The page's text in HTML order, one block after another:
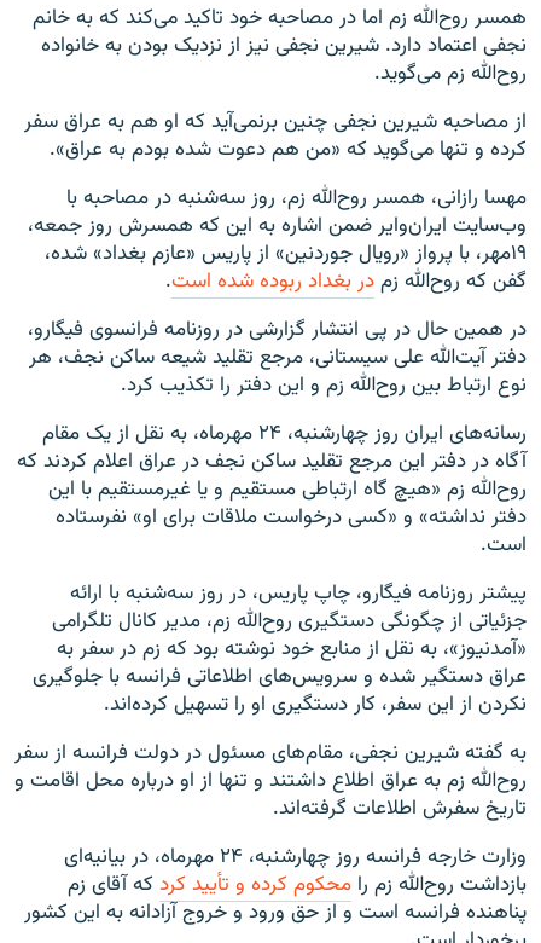
همسر روح‌الله زم اما در مصاحبه خود تاکید می‌کند که به خانم
نجفی اعتماد دارد. شیرین نجفی نیز از نزدیک بودن به خانواده
روح‌الله زم می‌گوید.
از مصاحبه شیرین نجفی چنین برنمی‌آید که او هم به عراق سفر
کرده و تنها می‌گوید که «من هم دعوت شده بودم به عراق».
مهسا رازانی، همسر روح‌الله زم، روز سه‌شنبه در مصاحبه با
وب‌سایت ایران‌وایر ضمن اشاره به این که همسرش روز جمعه،
۱۹مهر، با پرواز «رویال جوردنین» از پاریس «عازم بغداد» شده،
گفن که روح‌الله زمدر بغداد ربوده شده است.
در همین حال در پی انتشار گزارشی در روزنامه فرانسوی فیگارو،
دفتر آیت‌الله علی سیستانی، مرجع تقلید شیعه ساکن نجف، هر
نوع ارتباط بین روح‌الله زم و این دفتر را تکذیب کرد.
رسانه‌های ایران روز چهارشنبه، ۲۴ مهرماه، به نقل از یک مقام
آگاه در دفتر این مرجع تقلید ساکن نجف در عراق اعلام کردند که
روح‌الله زم «هیچ گاه ارتباطى مستقیم و یا غیرمستقیم با این
دفتر نداشته» و «کسى درخواست ملاقات براى او» نفرستاده
است.
پیشتر روزنامه فیگارو، چاپ پاریس، در روز سه‌شنبه با ارائه
جزئیاتی از چگونگی دستگیری روح‌الله زم، مدیر کانال تلگرامی
«آمدنیوز»، به نقل از منابع خود نوشته بود که زم در سفر به
عراق دستگیر شده و سرویس‌های اطلاعاتی فرانسه با جلوگیری
نکردن از این سفر، کار دستگیری او را تسهیل کرده‌اند.
به گفته شیرین نجفی، مقام‌های مسئول در دولت فرانسه از سفر
روح‌الله زم به عراق اطلاع داشتند و تنها از او درباره محل اقامت و
تاریخ سفرش اطلاعات گرفته‌اند.
وزارت خارجه فرانسه روز چهارشنبه، ۲۴ مهرماه، در بیانیه‌ای
بازداشت روح‌الله زم را محکوم کرده و تأیید کرد که آقای زم
پناهنده فرانسه است و از حق ورود و خروج آزادانه به این کشور